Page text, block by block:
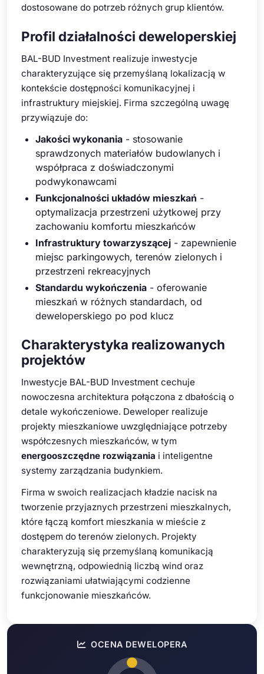
dostosowane do potrzeb różnych grup klientów.
Profil działalności deweloperskiej
BAL-BUD Investment realizuje inwestycje
charakteryzujące się przemyślaną lokalizacją w
kontekście dostępności komunikacyjnej i
infrastruktury miejskiej. Firma szczególną uwagę
przywiązuje do:
Jakości wykonania - stosowanie
sprawdzonych materiałów budowlanych i
współpraca z doświadczonymi
podwykonawcami
Funkcjonalności układów mieszkań -
optymalizacja przestrzeni użytkowej przy
zachowaniu komfortu mieszkańców
Infrastruktury towarzyszącej - zapewnienie
miejsc parkingowych, terenów zielonych i
przestrzeni rekreacyjnych
Standardu wykończenia - oferowanie
mieszkań w różnych standardach, od
deweloperskiego po pod klucz
Charakterystyka realizowanych
projektów
Inwestycje BAL-BUD Investment cechuje
nowoczesna architektura połączona z dbałością o
detale wykończeniowe. Deweloper realizuje
projekty mieszkaniowe uwzględniające potrzeby
współczesnych mieszkańców, w tym
energooszczędne rozwiązania i inteligentne
systemy zarządzania budynkiem.
Firma w swoich realizacjach kładzie nacisk na
tworzenie przyjaznych przestrzeni mieszkalnych,
które łączą komfort mieszkania w mieście z
dostępem do terenów zielonych. Projekty
charakteryzują się przemyślaną komunikacją
wewnętrzną, odpowiednią liczbą wind oraz
rozwiązaniami ułatwiającymi codzienne
funkcjonowanie mieszkańców.
OCENA DEWELOPERA